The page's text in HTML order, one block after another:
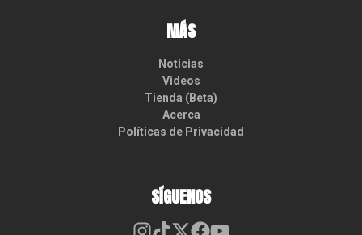
MÁS
Noticias
Videos
Tienda (Beta)
Acerca
Políticas de Privacidad
SÍGUENOS